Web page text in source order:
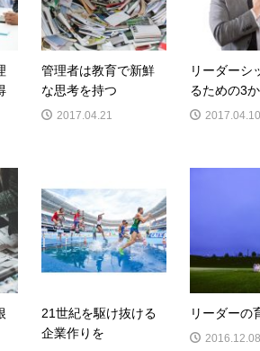
管理者は教育で新鮮
な思考を持つ
2017.04.21
リーダーシ
るための3
2017.04.10
21世紀を駆け抜ける
企業作りを
リーダーの
2016.12.08